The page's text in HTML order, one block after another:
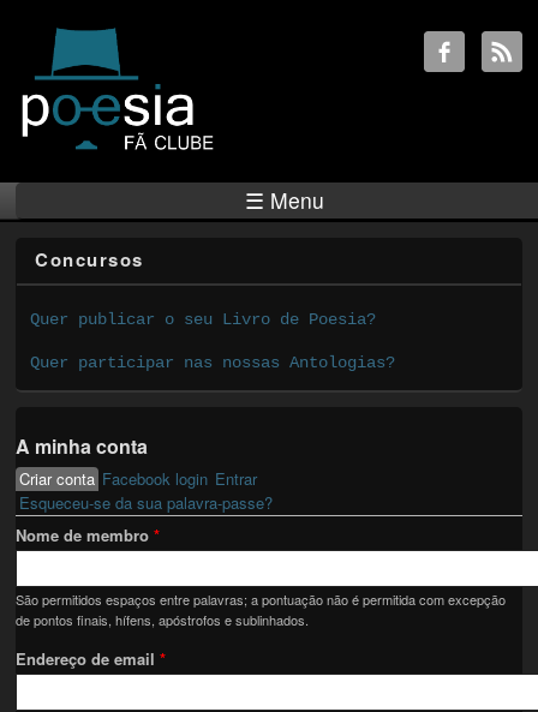
☰ Menu
Concursos
Quer publicar o seu Livro de Poesia?
Quer participar nas nossas Antologias?
A minha conta
Primary tabs
Criar conta (active tab)
Facebook login Entrar
Esqueceu-se da sua palavra-passe?
Nome de membro*
São permitidos espaços entre palavras; a pontuação não é permitida com excepção
de pontos finais, hífens, apóstrofos e sublinhados.
Endereço de email*